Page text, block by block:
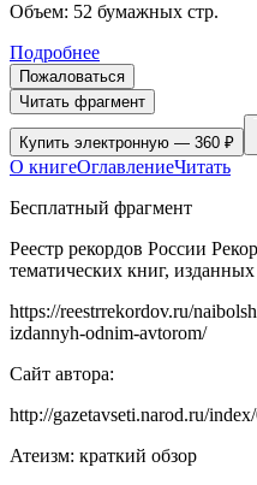
Объем: 52 бумажных стр.
Подробнее
Пожаловаться
Читать фрагмент
Купить электронную — 360 ₽
О книгеОглавлениеЧитать
Бесплатный фрагмент
Реестр рекордов России
тематических книг,
https://reestrrekordov.ru/
izdannyh-odnim-avtorom/
Сайт автора:
http://gazetavseti.narod.ru/
Атеизм: краткий обзор